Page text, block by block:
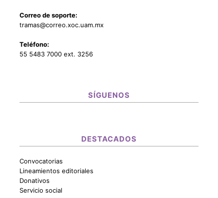
Correo de soporte:
tramas@correo.xoc.uam.mx
Teléfono:
55 5483 7000 ext. 3256
SÍGUENOS
DESTACADOS
Convocatorias
Lineamientos editoriales
Donativos
Servicio social